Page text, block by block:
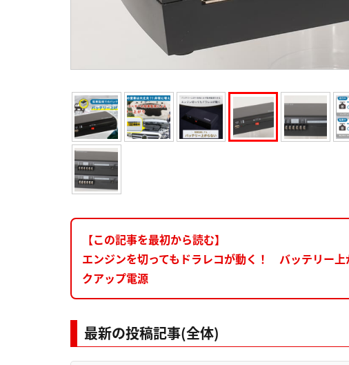
【この記事を最初から読む】
エンジンを切ってもドラレコが動く！ バッテリー
クアップ電源
最新の投稿記事(全体)